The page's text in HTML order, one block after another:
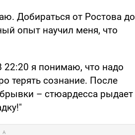
Добираться от Ростова до
опыт научил меня, что
я понимаю, что надо
терять сознание. После
– стюардесса рыдает